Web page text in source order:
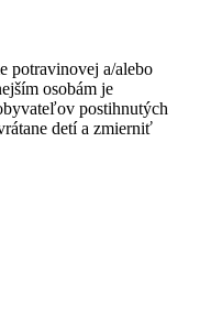
potravinovej a/alebo
osobám je
postihnutých
detí a zmierniť